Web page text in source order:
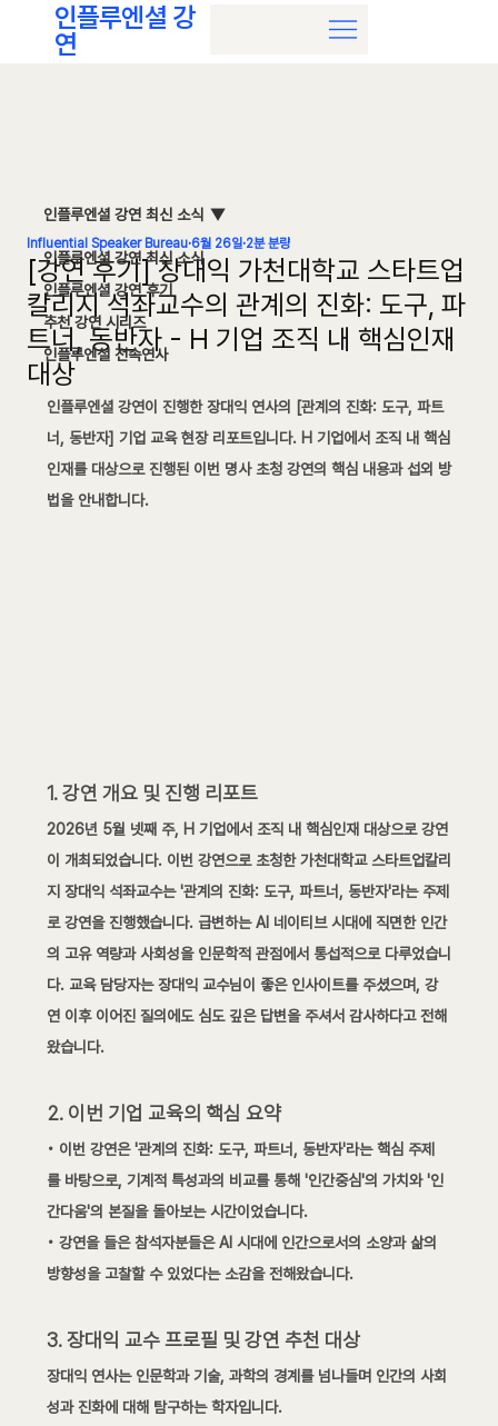
인플루엔셜 강
연
인플루엔셜 강연 최신 소식
인플루엔셜 강연 후기
추천 강연 시리즈
인플루엔셜 전속연사
인플루엔셜 강연 최신 소식
[강연 후기] 장대익 가천대학교 스타트업
칼리지 석좌교수의 관계의 진화: 도구, 파
트너, 동반자 - H 기업 조직 내 핵심인재
대상
Influential Speaker Bureau 6월 26일 2분 분량
인플루엔셜 강연이 진행한 장대익 연사의 [관계의 진화: 도구, 파트
너, 동반자] 기업 교육 현장 리포트입니다. H 기업에서 조직 내 핵심
인재를 대상으로 진행된 이번 명사 초청 강연의 핵심 내용과 섭외 방
법을 안내합니다.
1. 강연 개요 및 진행 리포트
2026년 5월 넷째 주, H 기업에서 조직 내 핵심인재 대상으로 강연
이 개최되었습니다. 이번 강연으로 초청한 가천대학교 스타트업칼리
지 장대익 석좌교수는 '관계의 진화: 도구, 파트너, 동반자'라는 주제
로 강연을 진행했습니다. 급변하는 AI 네이티브 시대에 직면한 인간
의 고유 역량과 사회성을 인문학적 관점에서 통섭적으로 다루었습니
다. 교육 담당자는 장대익 교수님이 좋은 인사이트를 주셨으며, 강
연 이후 이어진 질의에도 심도 깊은 답변을 주셔서 감사하다고 전해
왔습니다.
2. 이번 기업 교육의 핵심 요약
• 이번 강연은 '관계의 진화: 도구, 파트너, 동반자'라는 핵심 주제
를 바탕으로, 기계적 특성과의 비교를 통해 '인간중심'의 가치와 '인
간다움'의 본질을 돌아보는 시간이었습니다.
• 강연을 들은 참석자분들은 AI 시대에 인간으로서의 소양과 삶의
방향성을 고찰할 수 있었다는 소감을 전해왔습니다.
3. 장대익 교수 프로필 및 강연 추천 대상
장대익 연사는 인문학과 기술, 과학의 경계를 넘나들며 인간의 사회
성과 진화에 대해 탐구하는 학자입니다.